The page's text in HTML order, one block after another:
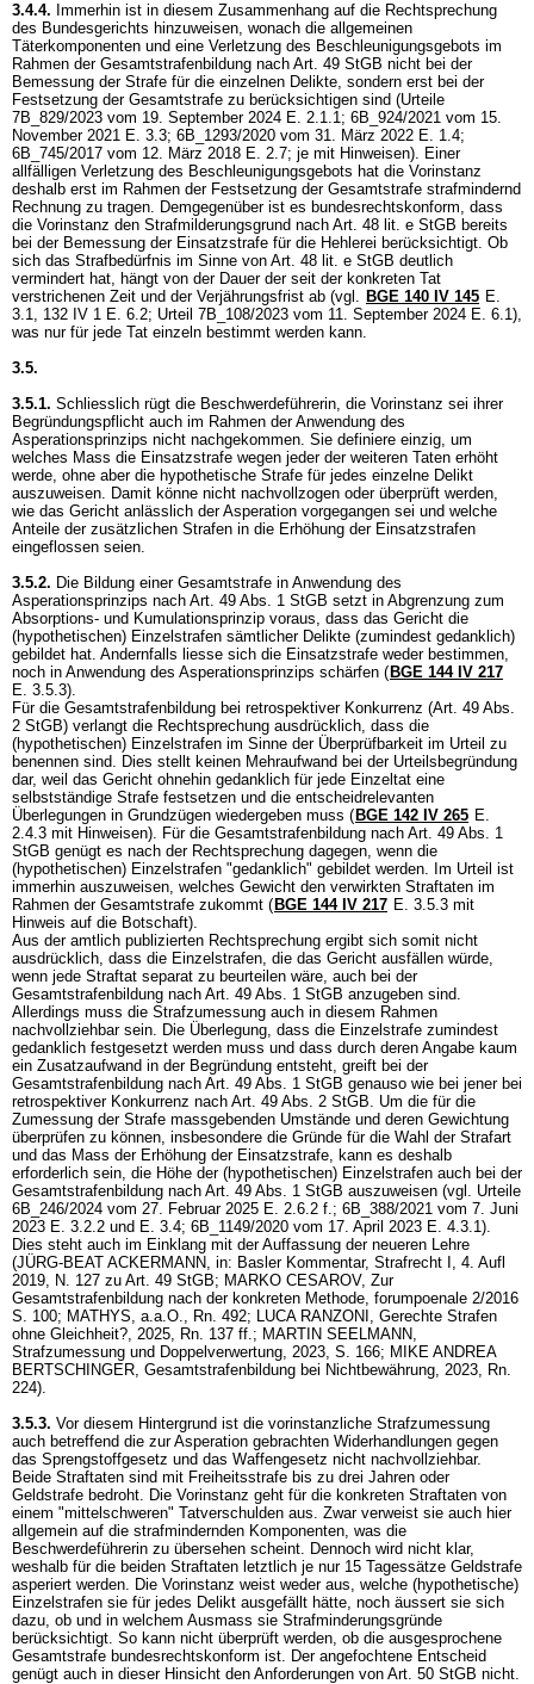
3.4.4. Immerhin ist in diesem Zusammenhang auf die Rechtsprechung
des Bundesgerichts hinzuweisen, wonach die allgemeinen
Täterkomponenten und eine Verletzung des Beschleunigungsgebots im
Rahmen der Gesamtstrafenbildung nach Art. 49 StGB nicht bei der
Bemessung der Strafe für die einzelnen Delikte, sondern erst bei der
Festsetzung der Gesamtstrafe zu berücksichtigen sind (Urteile
7B_829/2023 vom 19. September 2024 E. 2.1.1; 6B_924/2021 vom 15.
November 2021 E. 3.3; 6B_1293/2020 vom 31. März 2022 E. 1.4;
6B_745/2017 vom 12. März 2018 E. 2.7; je mit Hinweisen). Einer
allfälligen Verletzung des Beschleunigungsgebots hat die Vorinstanz
deshalb erst im Rahmen der Festsetzung der Gesamtstrafe strafmindernd
Rechnung zu tragen. Demgegenüber ist es bundesrechtskonform, dass
die Vorinstanz den Strafmilderungsgrund nach Art. 48 lit. e StGB bereits
bei der Bemessung der Einsatzstrafe für die Hehlerei berücksichtigt. Ob
sich das Strafbedürfnis im Sinne von Art. 48 lit. e StGB deutlich
vermindert hat, hängt von der Dauer der seit der konkreten Tat
verstrichenen Zeit und der Verjährungsfrist ab (vgl. BGE 140 IV 145 E.
3.1, 132 IV 1 E. 6.2; Urteil 7B_108/2023 vom 11. September 2024 E. 6.1),
was nur für jede Tat einzeln bestimmt werden kann.
3.5.
3.5.1. Schliesslich rügt die Beschwerdeführerin, die Vorinstanz sei ihrer
Begründungspflicht auch im Rahmen der Anwendung des
Asperationsprinzips nicht nachgekommen. Sie definiere einzig, um
welches Mass die Einsatzstrafe wegen jeder der weiteren Taten erhöht
werde, ohne aber die hypothetische Strafe für jedes einzelne Delikt
auszuweisen. Damit könne nicht nachvollzogen oder überprüft werden,
wie das Gericht anlässlich der Asperation vorgegangen sei und welche
Anteile der zusätzlichen Strafen in die Erhöhung der Einsatzstrafen
eingeflossen seien.
3.5.2. Die Bildung einer Gesamtstrafe in Anwendung des
Asperationsprinzips nach Art. 49 Abs. 1 StGB setzt in Abgrenzung zum
Absorptions- und Kumulationsprinzip voraus, dass das Gericht die
(hypothetischen) Einzelstrafen sämtlicher Delikte (zumindest gedanklich)
gebildet hat. Andernfalls liesse sich die Einsatzstrafe weder bestimmen,
noch in Anwendung des Asperationsprinzips schärfen ( BGE 144 IV 217
E. 3.5.3).
Für die Gesamtstrafenbildung bei retrospektiver Konkurrenz (Art. 49 Abs.
2 StGB) verlangt die Rechtsprechung ausdrücklich, dass die
(hypothetischen) Einzelstrafen im Sinne der Überprüfbarkeit im Urteil zu
benennen sind. Dies stellt keinen Mehraufwand bei der Urteilsbegründung
dar, weil das Gericht ohnehin gedanklich für jede Einzeltat eine
selbstständige Strafe festsetzen und die entscheidrelevanten
Überlegungen in Grundzügen wiedergeben muss ( BGE 142 IV 265 E.
2.4.3 mit Hinweisen). Für die Gesamtstrafenbildung nach Art. 49 Abs. 1
StGB genügt es nach der Rechtsprechung dagegen, wenn die
(hypothetischen) Einzelstrafen "gedanklich" gebildet werden. Im Urteil ist
immerhin auszuweisen, welches Gewicht den verwirkten Straftaten im
Rahmen der Gesamtstrafe zukommt ( BGE 144 IV 217 E. 3.5.3 mit
Hinweis auf die Botschaft).
Aus der amtlich publizierten Rechtsprechung ergibt sich somit nicht
ausdrücklich, dass die Einzelstrafen, die das Gericht ausfällen würde,
wenn jede Straftat separat zu beurteilen wäre, auch bei der
Gesamtstrafenbildung nach Art. 49 Abs. 1 StGB anzugeben sind.
Allerdings muss die Strafzumessung auch in diesem Rahmen
nachvollziehbar sein. Die Überlegung, dass die Einzelstrafe zumindest
gedanklich festgesetzt werden muss und dass durch deren Angabe kaum
ein Zusatzaufwand in der Begründung entsteht, greift bei der
Gesamtstrafenbildung nach Art. 49 Abs. 1 StGB genauso wie bei jener bei
retrospektiver Konkurrenz nach Art. 49 Abs. 2 StGB. Um die für die
Zumessung der Strafe massgebenden Umstände und deren Gewichtung
überprüfen zu können, insbesondere die Gründe für die Wahl der Strafart
und das Mass der Erhöhung der Einsatzstrafe, kann es deshalb
erforderlich sein, die Höhe der (hypothetischen) Einzelstrafen auch bei der
Gesamtstrafenbildung nach Art. 49 Abs. 1 StGB auszuweisen (vgl. Urteile
6B_246/2024 vom 27. Februar 2025 E. 2.6.2 f.; 6B_388/2021 vom 7. Juni
2023 E. 3.2.2 und E. 3.4; 6B_1149/2020 vom 17. April 2023 E. 4.3.1).
Dies steht auch im Einklang mit der Auffassung der neueren Lehre
(JÜRG-BEAT ACKERMANN, in: Basler Kommentar, Strafrecht I, 4. Aufl
2019, N. 127 zu Art. 49 StGB; MARKO CESAROV, Zur
Gesamtstrafenbildung nach der konkreten Methode, forumpoenale 2/2016
S. 100; MATHYS, a.a.O., Rn. 492; LUCA RANZONI, Gerechte Strafen
ohne Gleichheit?, 2025, Rn. 137 ff.; MARTIN SEELMANN,
Strafzumessung und Doppelverwertung, 2023, S. 166; MIKE ANDREA
BERTSCHINGER, Gesamtstrafenbildung bei Nichtbewährung, 2023, Rn.
224).
3.5.3. Vor diesem Hintergrund ist die vorinstanzliche Strafzumessung
auch betreffend die zur Asperation gebrachten Widerhandlungen gegen
das Sprengstoffgesetz und das Waffengesetz nicht nachvollziehbar.
Beide Straftaten sind mit Freiheitsstrafe bis zu drei Jahren oder
Geldstrafe bedroht. Die Vorinstanz geht für die konkreten Straftaten von
einem "mittelschweren" Tatverschulden aus. Zwar verweist sie auch hier
allgemein auf die strafmindernden Komponenten, was die
Beschwerdeführerin zu übersehen scheint. Dennoch wird nicht klar,
weshalb für die beiden Straftaten letztlich je nur 15 Tagessätze Geldstrafe
asperiert werden. Die Vorinstanz weist weder aus, welche (hypothetische)
Einzelstrafen sie für jedes Delikt ausgefällt hätte, noch äussert sie sich
dazu, ob und in welchem Ausmass sie Strafminderungsgründe
berücksichtigt. So kann nicht überprüft werden, ob die ausgesprochene
Gesamtstrafe bundesrechtskonform ist. Der angefochtene Entscheid
genügt auch in dieser Hinsicht den Anforderungen von Art. 50 StGB nicht.